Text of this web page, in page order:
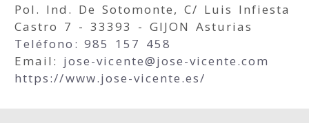
Pol. Ind. De Sotomonte, C/ Luis Infiesta
Castro 7 - 33393 - GIJON Asturias
Teléfono: 985 157 458
Email: jose-vicente
jose-vicente.com
https://www.jose-vicente.es/